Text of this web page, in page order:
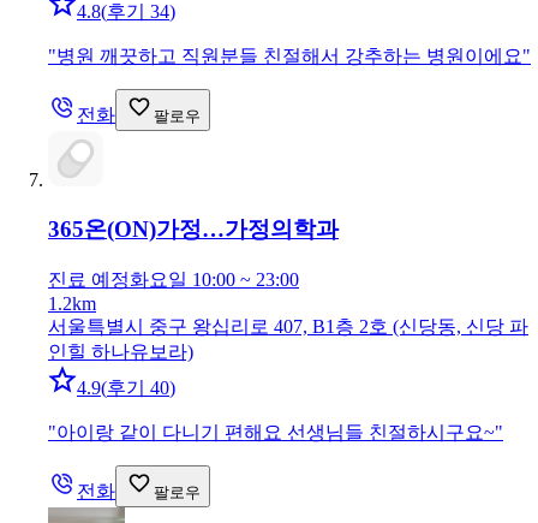
4.8(후기 34)
"병원 깨끗하고 직원분들 친절해서 강추하는 병원이에요"
전화 팔로우
365온(ON)가정…가정의학과
진료 예정화요일 10:00 ~ 23:00
1.2km
서울특별시 중구 왕십리로 407, B1층 2호 (신당동, 신당 파
인힐 하나유보라)
4.9(후기 40)
"아이랑 같이 다니기 편해요 선생님들 친절하시구요~"
전화 팔로우